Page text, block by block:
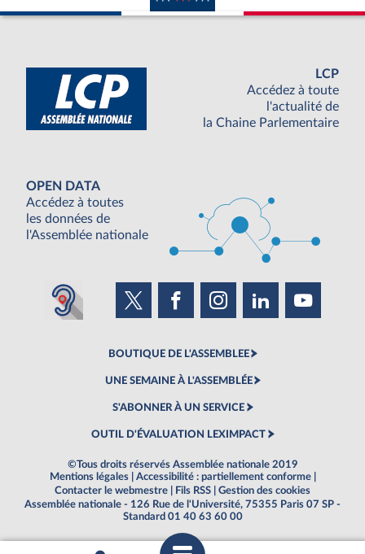
LCP
Accédez à toute
l'actualité de
la Chaine Parlementaire
OPEN DATA
Accédez à toutes
les données de
l'Assemblée nationale
BOUTIQUE DE L'ASSEMBLEE
UNE SEMAINE À L'ASSEMBLÉE
S'ABONNER À UN SERVICE
OUTIL D'ÉVALUATION LEXIMPACT
©Tous droits réservés Assemblée nationale 2019
Mentions légales
Accessibilité : partiellement conforme
Contacter le webmestre
Fils RSS
Gestion des cookies
Assemblée nationale - 126 Rue de l'Université, 75355 Paris 07 SP -
Standard 01 40 63 60 00